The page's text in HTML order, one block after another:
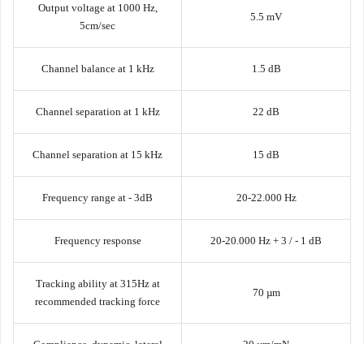
Output voltage at 1000 Hz,
5cm/sec
5.5 mV
Channel balance at 1 kHz 1.5 dB
Channel separation at 1 kHz 22 dB
Channel separation at 15 kHz 15 dB
Frequency range at - 3dB 20-22.000 Hz
Frequency response 20-20.000 Hz + 3 / - 1 dB
Tracking ability at 315Hz at
recommended tracking force
70 µm